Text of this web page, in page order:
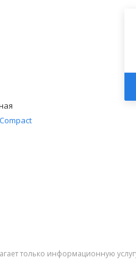
только информационную